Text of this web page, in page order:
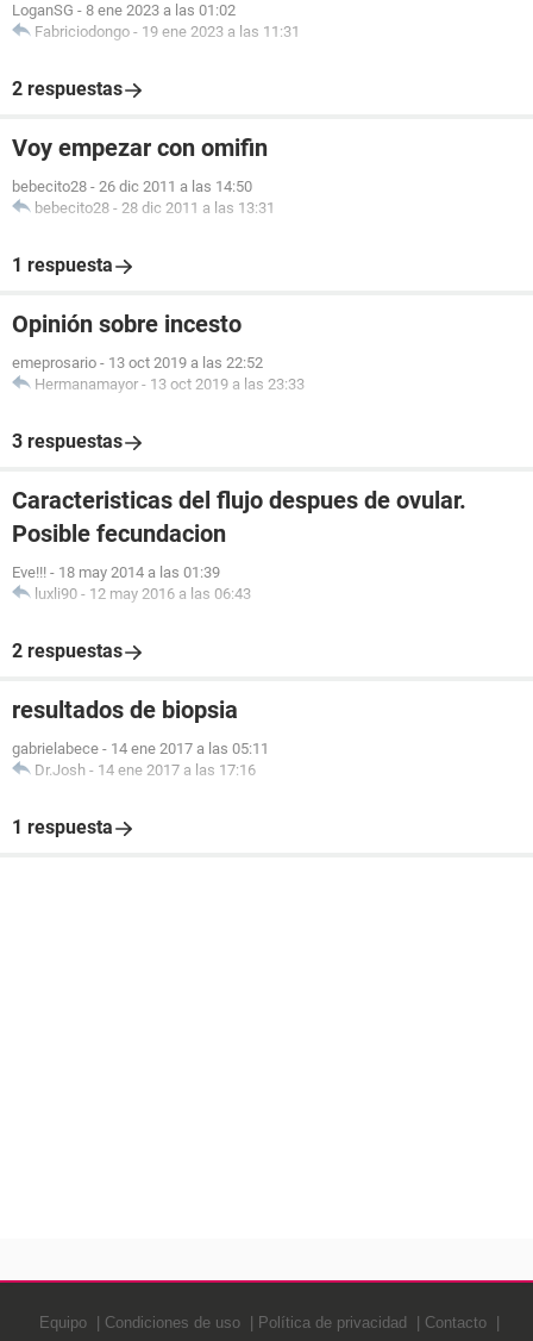
LoganSG - 8 ene 2023 a las 01:02
Fabriciodongo - 19 ene 2023 a las 11:31
2 respuestas
Voy empezar con omifin
bebecito28 - 26 dic 2011 a las 14:50
bebecito28 - 28 dic 2011 a las 13:31
1 respuesta
Opinión sobre incesto
emeprosario - 13 oct 2019 a las 22:52
Hermanamayor - 13 oct 2019 a las 23:33
3 respuestas
Caracteristicas del flujo despues de ovular.
Posible fecundacion
Eve!!! - 18 may 2014 a las 01:39
luxli90 - 12 may 2016 a las 06:43
2 respuestas
resultados de biopsia
gabrielabece - 14 ene 2017 a las 05:11
Dr.Josh - 14 ene 2017 a las 17:16
1 respuesta
Equipo Condiciones de uso Política de privacidad Contacto